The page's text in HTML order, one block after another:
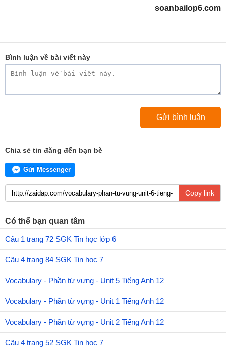
soanbailop6.com
Bình luận về bài viết này
Chia sẻ tin đăng đến bạn bè
Gửi Messenger
Copy link
Có thể bạn quan tâm
Câu 1 trang 72 SGK Tin học lớp 6
Câu 4 trang 84 SGK Tin học 7
Vocabulary - Phần từ vựng - Unit 5 Tiếng Anh 12
Vocabulary - Phần từ vựng - Unit 1 Tiếng Anh 12
Vocabulary - Phần từ vựng - Unit 2 Tiếng Anh 12
Câu 4 trang 52 SGK Tin học 7